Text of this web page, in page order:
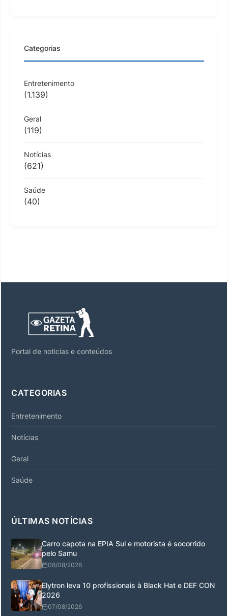
Categorias
Entretenimento
(1.139)
Geral
(119)
Notícias
(621)
Saúde
(40)
Portal de noticias e conteúdos
CATEGORIAS
Entretenimento
Notícias
Geral
Saúde
ÚLTIMAS NOTÍCIAS
Carro capota na EPIA Sul e motorista é socorrido
pelo Samu
08/08/2026
Elytron leva 10 profissionais à Black Hat e DEF CON
2026
07/08/2026